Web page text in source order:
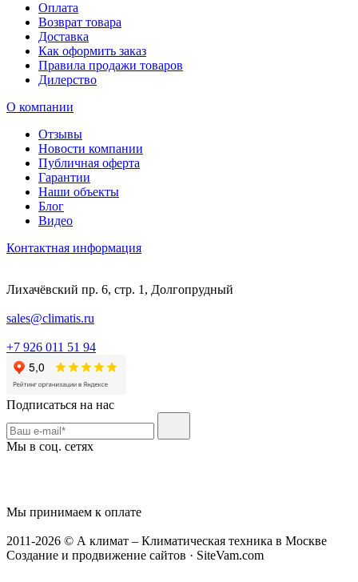
Оплата
Возврат товара
Доставка
Как оформить заказ
Правила продажи товаров
Дилерство
О компании
Отзывы
Новости компании
Публичная оферта
Гарантии
Наши объекты
Блог
Видео
Контактная информация
Лихачёвский пр. 6, стр. 1, Долгопрудный
sales@climatis.ru
+7 926 011 51 94
Подписаться на нас
Мы в соц. сетях
Мы принимаем к оплате
2011-2026 © А климат – Климатическая техника в Москве
Создание и продвижение сайтов · SiteVam.com